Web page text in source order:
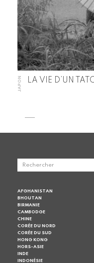
JAPON LA VIE D’UN
AFGHANISTAN
BHOUTAN
BIRMANIE
CAMBODGE
CHINE
CORÉE DU NORD
CORÉE DU SUD
HONG KONG
HORS-ASIE
INDE
INDONÉSIE